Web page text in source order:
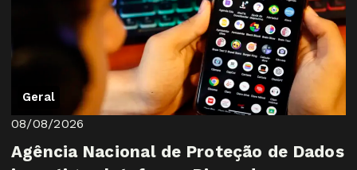
Geral
08/08/2026
Agência Nacional de Proteção de Dados